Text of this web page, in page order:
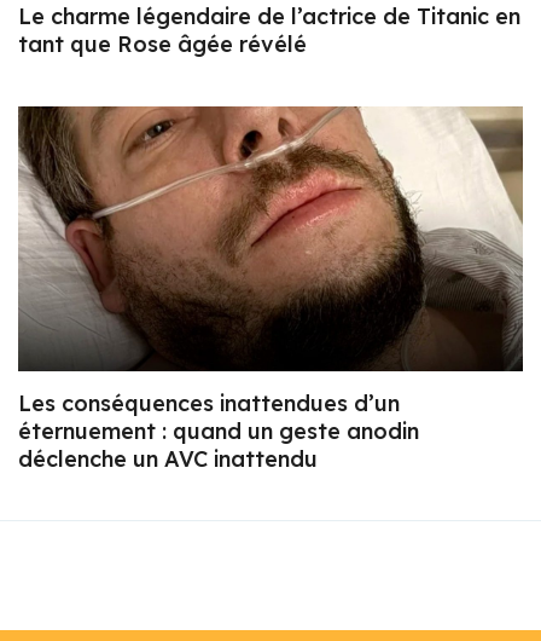
Le charme légendaire de l’actrice de Titanic en
tant que Rose âgée révélé
Les conséquences inattendues d’un
éternuement : quand un geste anodin
déclenche un AVC inattendu